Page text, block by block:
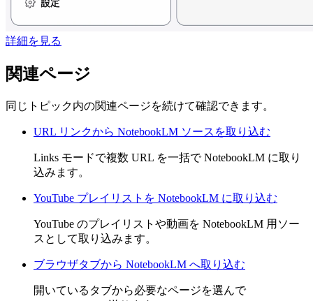
詳細を見る
関連ページ
同じトピック内の関連ページを続けて確認できます。
URL リンクから NotebookLM ソースを取り込む
Links モードで複数 URL を一括で NotebookLM に取り
込みます。
YouTube プレイリストを NotebookLM に取り込む
YouTube のプレイリストや動画を NotebookLM 用ソー
スとして取り込みます。
ブラウザタブから NotebookLM へ取り込む
開いているタブから必要なページを選んで